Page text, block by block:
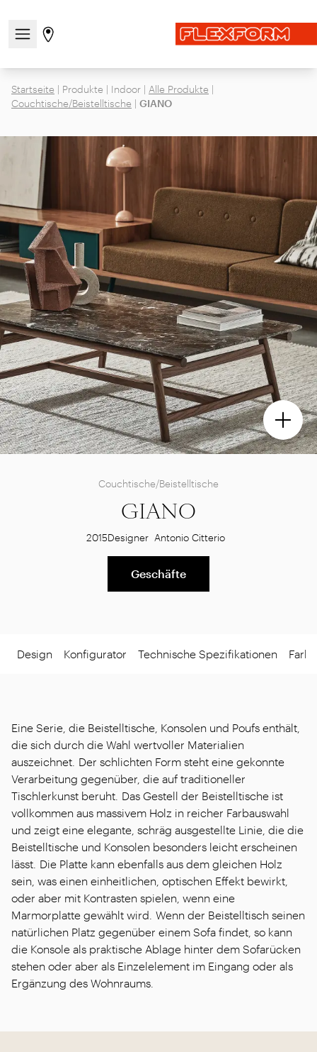
Navigationsmenü öffnen / schließen
Gehen Sie zur Store-Seite
Startseite | Produkte | Indoor | Alle Produkte |
Couchtische/Beistelltische | GIANO
Couchtische/Beistelltische
GIANO
2015Designer Antonio Citterio
Geschäfte
Design Konfigurator Technische Spezifikationen
Eine Serie, die Beistelltische, Konsolen und Poufs enthält,
die sich durch die Wahl wertvoller Materialien
auszeichnet. Der schlichten Form steht eine gekonnte
Verarbeitung gegenüber, die auf traditioneller
Tischlerkunst beruht. Das Gestell der Beistelltische ist
vollkommen aus massivem Holz in reicher Farbauswahl
und zeigt eine elegante, schräg ausgestellte Linie, die die
Beistelltische und Konsolen besonders leicht erscheinen
lässt. Die Platte kann ebenfalls aus dem gleichen Holz
sein, was einen einheitlichen, optischen Effekt bewirkt,
oder aber mit Kontrasten spielen, wenn eine
Marmorplatte gewählt wird. Wenn der Beistelltisch seinen
natürlichen Platz gegenüber einem Sofa findet, so kann
die Konsole als praktische Ablage hinter dem Sofarücken
stehen oder aber als Einzelelement im Eingang oder als
Ergänzung des Wohnraums.